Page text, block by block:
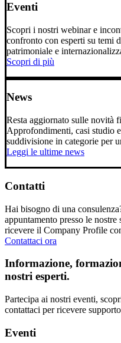
Eventi
Scopri i nostri webinar e
confronto con esperti su temi
patrimoniale e
Scopri di più
News
Resta aggiornato sulle novità
Approfondimenti, casi studio
suddivisione in categorie per
Leggi le ultime news
Contatti
Hai bisogno di una
appuntamento presso le
ricevere il Company Profile
Contattaci ora
Informazione,
nostri esperti.
Partecipa ai nostri eventi,
contattaci per ricevere
Eventi